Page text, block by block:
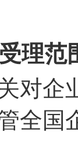
理范
对企
全国